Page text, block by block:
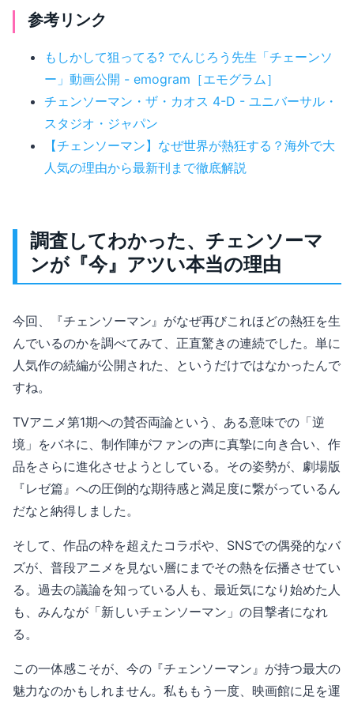
参考リンク
もしかして狙ってる? でんじろう先生「チェーンソ
ー」動画公開 - emogram［エモグラム］
チェンソーマン・ザ・カオス 4-D - ユニバーサル・
スタジオ・ジャパン
【チェンソーマン】なぜ世界が熱狂する？海外で大
人気の理由から最新刊まで徹底解説
調査してわかった、チェンソーマ
ンが『今』アツい本当の理由
今回、『チェンソーマン』がなぜ再びこれほどの熱狂を生
んでいるのかを調べてみて、正直驚きの連続でした。単に
人気作の続編が公開された、というだけではなかったんで
すね。
TVアニメ第1期への賛否両論という、ある意味での「逆
境」をバネに、制作陣がファンの声に真摯に向き合い、作
品をさらに進化させようとしている。その姿勢が、劇場版
『レゼ篇』への圧倒的な期待感と満足度に繋がっているん
だなと納得しました。
そして、作品の枠を超えたコラボや、SNSでの偶発的なバ
ズが、普段アニメを見ない層にまでその熱を伝播させてい
る。過去の議論を知っている人も、最近気になり始めた人
も、みんなが「新しいチェンソーマン」の目撃者になれ
る。
この一体感こそが、今の『チェンソーマン』が持つ最大の
魅力なのかもしれません。私ももう一度、映画館に足を運